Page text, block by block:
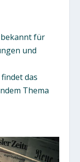
für
und
das
Thema